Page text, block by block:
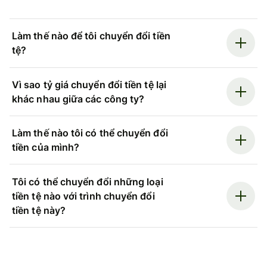
Làm thế nào để tôi chuyển đổi tiền
tệ?
Vì sao tỷ giá chuyển đổi tiền tệ lại
khác nhau giữa các công ty?
Làm thế nào tôi có thể chuyển đổi
tiền của mình?
Tôi có thể chuyển đổi những loại
tiền tệ nào với trình chuyển đổi
tiền tệ này?